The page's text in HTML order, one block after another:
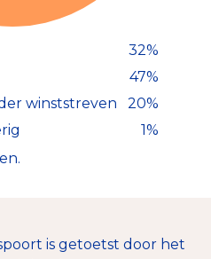
(32%)
als volgt
32%
47%
winststreven
20%
1%
is getoetst door het